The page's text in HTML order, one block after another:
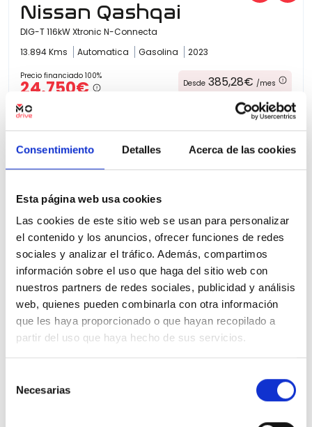
Consentimiento Detalles Acerca de las cookies
Esta página web usa cookies
Las cookies de este sitio web se usan para personalizar
el contenido y los anuncios, ofrecer funciones de redes
sociales y analizar el tráfico. Además, compartimos
información sobre el uso que haga del sitio web con
nuestros partners de redes sociales, publicidad y análisis
web, quienes pueden combinarla con otra información
que les haya proporcionado o que hayan recopilado a
partir del uso que haya hecho de sus servicios.
Necesarias
Nissan Qashqai
DIG-T 116kW Xtronic N-Connecta
13.894 Kms
Automatica Gasolina 2023
Precio financiado 100%
24.750€ Desde 385,28€ /mes
Ver ficha